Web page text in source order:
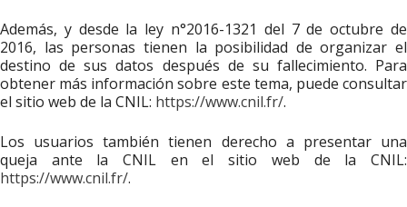
Además, y desde la ley n°2016-1321 del 7 de octubre de
2016, las personas tienen la posibilidad de organizar el
destino de sus datos después de su fallecimiento. Para
obtener más información sobre este tema, puede consultar
el sitio web de la CNIL: https://www.cnil.fr/.
Los usuarios también tienen derecho a presentar una
queja ante la CNIL en el sitio web de la CNIL:
https://www.cnil.fr/.